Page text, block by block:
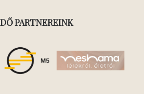
PARTNEREINK